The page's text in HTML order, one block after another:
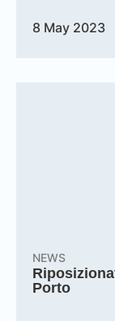
8 May 2023
NEWS
Porto